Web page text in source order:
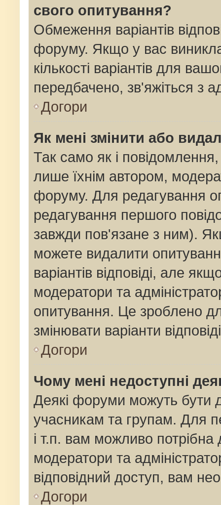
свого опитування?
Обмеження варіантів
форуму. Якщо у вас виникла
кількості варіантів для
передбачено, зв'яжіться з
Догори
Як мені змінити або
Так само як і
лише їхнім автором,
форуму. Для редагування
редагування першого
завжди пов'язане з ним).
можете видалити
варіантів відповіді, але
модератори та
опитування. Це зроблено
змінювати варіанти
Догори
Чому мені недоступні
Деякі форуми можуть бути
учасникам та групам. Для
і т.п. вам можливо
модератори та
відповідний доступ, вам
Догори